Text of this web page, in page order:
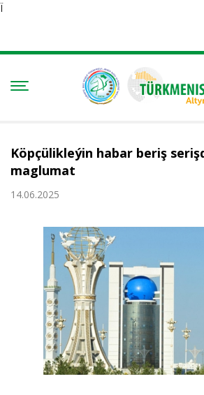
Ï
Köpçülikleýin habar beriş
maglumat
14.06.2025